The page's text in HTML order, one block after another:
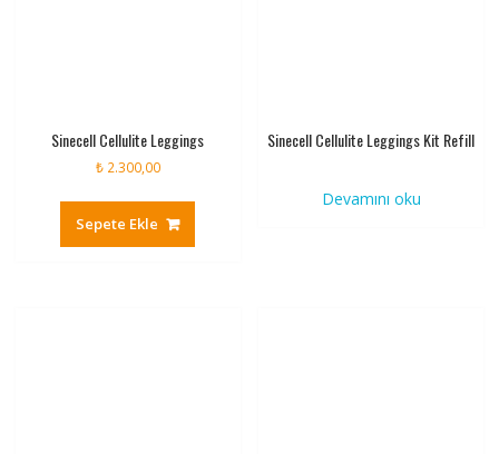
Sinecell Cellulite Leggings
₺2.300,00
Sepete Ekle
Sinecell Cellulite Leggings Kit Refill
Devamını oku